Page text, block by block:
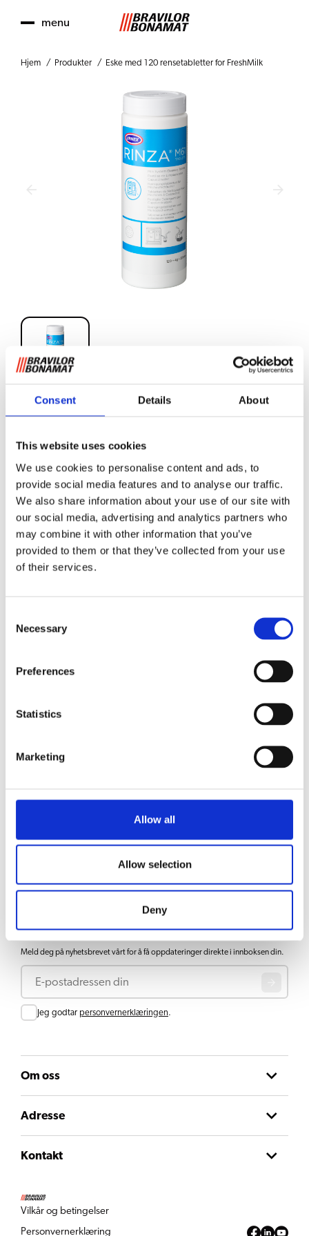
Consent Details About
This website uses cookies
We use cookies to personalise content and ads, to
provide social media features and to analyse our traffic.
We also share information about your use of our site with
our social media, advertising and analytics partners who
may combine it with other information that you’ve
provided to them or that they’ve collected from your use
of their services.
Selection
Necessary
Preferences
Statistics
Marketing
Allow all
Allow selection
Deny
menu
Hjem Produkter Eske med 120 rensetabletter for FreshMilk
Eske med 120
rensetabletter for FreshMilk
FreshMilk må rengjøres hver dag. Det er en enkel handling
som krever 2 tabletter per dag. Tablettene leveres per boks
og per eske (12 bokser).
Be om informasjon
Se produkt
Se produkt
Meld deg på nyhetsbrevet vårt for å få oppdateringer direkte i innboksen din.
E-post
Consent
Jeg godtar personvernerklæringen.
Om oss
Adresse
Kontakt
Vilkår og betingelser
Personvernerklæring